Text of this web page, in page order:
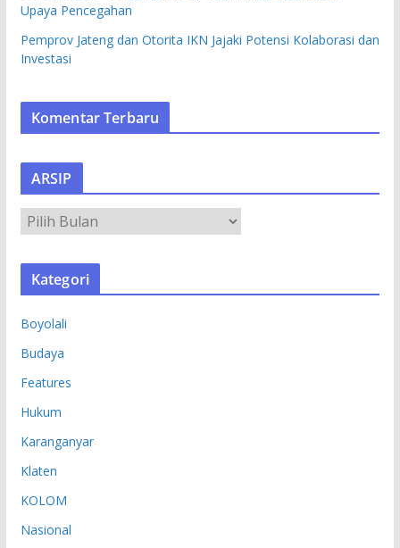
Upaya Pencegahan
Pemprov Jateng dan Otorita IKN Jajaki Potensi Kolaborasi dan
Investasi
Komentar Terbaru
ARSIP
S
Kategori
Boyolali
Budaya
Features
Hukum
Karanganyar
Klaten
KOLOM
Nasional